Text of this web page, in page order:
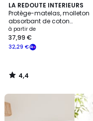
LA REDOUTE INTERIEURS
Protège-matelas, molleton
absorbant de coton
antiacarien, hauteur maxi 20
cm
à partir de
32,29 €
37,99 €
4,4
/ 5
4,4
/